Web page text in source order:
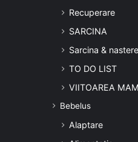
Recuperare
SARCINA
Sarcina & nastere
TO DO LIST
VIITOAREA
Bebelus
Alaptare